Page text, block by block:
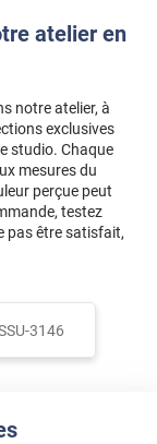
atelier en
notre atelier, à
exclusives
studio. Chaque
mesures du
perçue peut
testez
pas être satisfait,
3146